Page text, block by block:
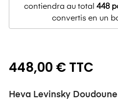
contiendra au total 448
convertis en un
448,00 € TTC
Heva Levinsky